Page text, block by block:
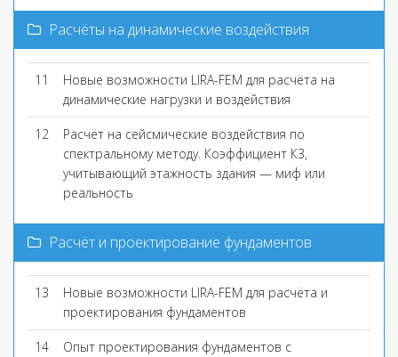
Расчёты на динамические воздействия
11
Новые возможности LIRA-FEM для расчёта на
динамические нагрузки и воздействия
12
Расчёт на сейсмические воздействия по
спектральному методу. Коэффициент К3,
учитывающий этажность здания — миф или
реальность
Расчёт и проектирование фундаментов
13
Новые возможности LIRA-FEM для расчёта и
проектирования фундаментов
14
Опыт проектирования фундаментов с